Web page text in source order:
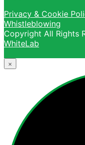
Privacy & Cookie
Whistleblowing
Copyright All Rights
WhiteLab
×